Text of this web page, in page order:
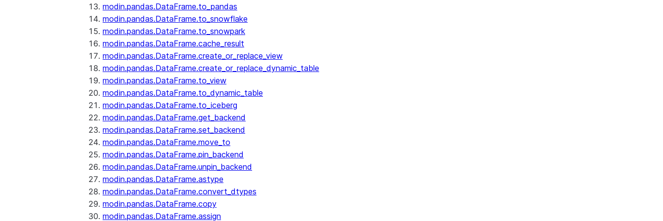
modin.pandas.DataFrame.to_pandas
modin.pandas.DataFrame.to_snowflake
modin.pandas.DataFrame.to_snowpark
modin.pandas.DataFrame.cache_result
modin.pandas.DataFrame.create_or_replace_view
modin.pandas.DataFrame.create_or_replace_dynamic_table
modin.pandas.DataFrame.to_view
modin.pandas.DataFrame.to_dynamic_table
modin.pandas.DataFrame.to_iceberg
modin.pandas.DataFrame.get_backend
modin.pandas.DataFrame.set_backend
modin.pandas.DataFrame.move_to
modin.pandas.DataFrame.pin_backend
modin.pandas.DataFrame.unpin_backend
modin.pandas.DataFrame.astype
modin.pandas.DataFrame.convert_dtypes
modin.pandas.DataFrame.copy
modin.pandas.DataFrame.assign